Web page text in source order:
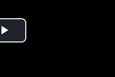
Play Video